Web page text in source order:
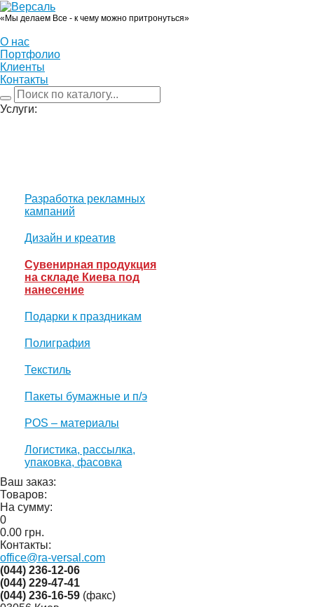
«Мы делаем Все - к чему можно притронуться»
О нас
Портфолио
Клиенты
Контакты
Услуги:
Разработка рекламных
кампаний
Дизайн и креатив
Сувенирная продукция
на складе Киева под
нанесение
Подарки к праздникам
Полиграфия
Текстиль
Пакеты бумажные и п/э
POS – материалы
Логистика, рассылка,
упаковка, фасовка
Ваш заказ:
Товаров:
На сумму:
0
0.00 грн.
Контакты:
office@ra-versal.com
(044) 236-12-06
(044) 229-47-41
(044) 236-16-59 (факс)